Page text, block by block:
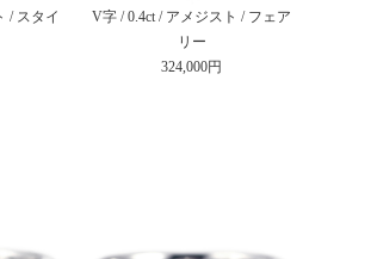
/ スタイ
V字 / 0.4ct / アメジスト / フェア
リー
324,000円